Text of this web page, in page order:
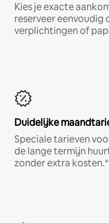
Kies je exacte
reserveer eenvoudig
verplichtingen of
Duidelijke
Speciale tarieven
de lange termijn
zonder extra kosten.*